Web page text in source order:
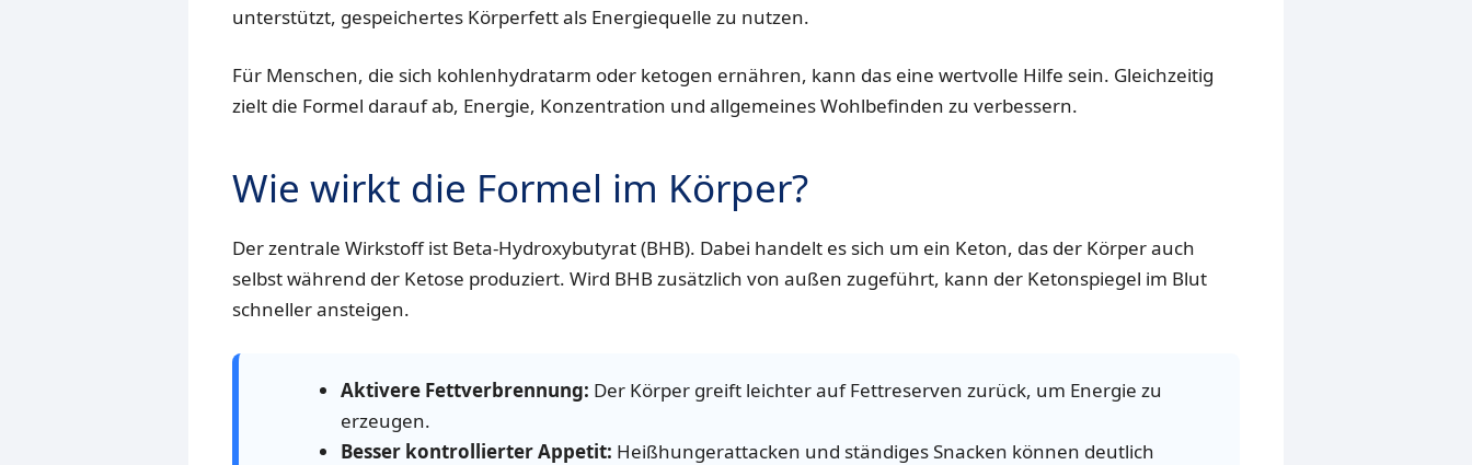
unterstützt, gespeichertes Körperfett als Energiequelle zu nutzen.
Für Menschen, die sich kohlenhydratarm oder ketogen ernähren, kann das eine wertvolle Hilfe sein. Gleichzeitig
zielt die Formel darauf ab, Energie, Konzentration und allgemeines Wohlbefinden zu verbessern.
Wie wirkt die Formel im Körper?
Der zentrale Wirkstoff ist Beta-Hydroxybutyrat (BHB). Dabei handelt es sich um ein Keton, das der Körper auch
selbst während der Ketose produziert. Wird BHB zusätzlich von außen zugeführt, kann der Ketonspiegel im Blut
schneller ansteigen.
Aktivere Fettverbrennung: Der Körper greift leichter auf Fettreserven zurück, um Energie zu
erzeugen.
Besser kontrollierter Appetit: Heißhungerattacken und ständiges Snacken können deutlich